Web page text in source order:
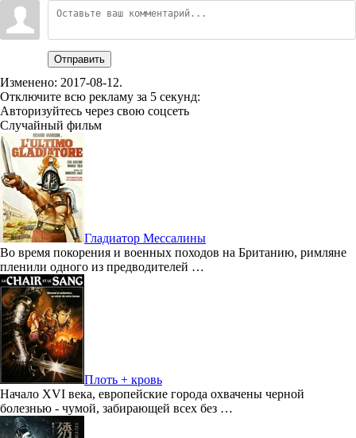
Отправить
Изменено: 2017-08-12.
Отключите всю рекламу за 5 секунд:
Авторизуйтесь через свою соцсеть
Случайный фильм
Гладиатор Мессалины
Во время покорения и военных походов на Британию, римляне
пленили одного из предводителей …
Плоть + кровь
Начало XVI века, европейские города охвачены черной
болезнью - чумой, забирающей всех без …